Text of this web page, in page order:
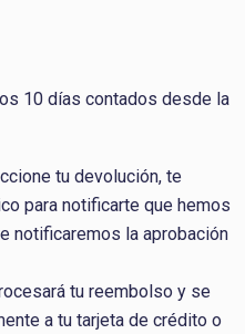
10 días contados desde la
tu devolución, te
para notificarte que hemos
notificaremos la aprobación
tu reembolso y se
a tu tarjeta de crédito o